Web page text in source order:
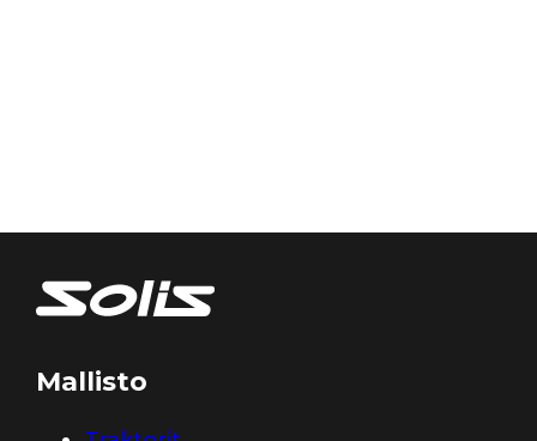
Mallisto